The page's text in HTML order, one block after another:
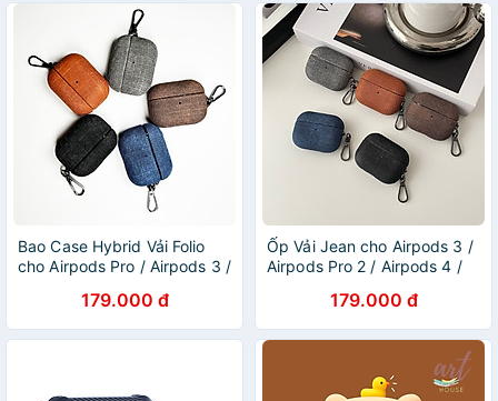
Bao Case Hybrid Vải Folio
cho Airpods Pro / Airpods 3 /
Airpods Pro 3 - Hàng Chính
Hãng
179.000 đ
Ốp Vải Jean cho Airpods 3 /
Airpods Pro 2 / Airpods 4 /
179.000 đ